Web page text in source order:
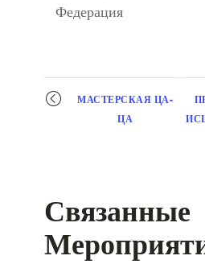
Федерация
навигация
МАСТЕРСКАЯ ЦА-
ЦА
Связанные